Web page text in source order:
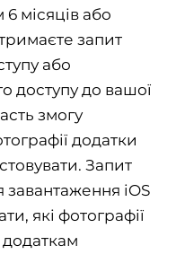
місяців або
запит
або
доступу до вашої
змогу
додатки
Запит
завантаження iOS
які фотографії